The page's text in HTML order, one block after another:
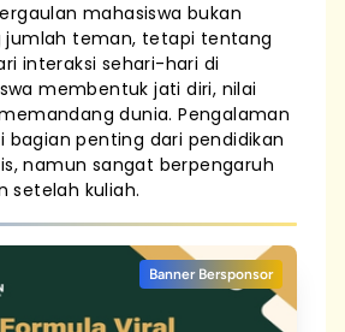
mahasiswa bukan
jumlah teman, tetapi tentang
interaksi sehari-hari di
membentuk jati diri, nilai
dunia. Pengalaman
bagian penting dari pendidikan
namun sangat berpengaruh
setelah kuliah.
Banner Bersponsor